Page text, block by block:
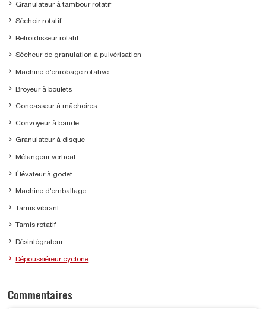
Granulateur à tambour rotatif
Séchoir rotatif
Refroidisseur rotatif
Sécheur de granulation à pulvérisation
Machine d'enrobage rotative
Broyeur à boulets
Concasseur à mâchoires
Convoyeur à bande
Granulateur à disque
Mélangeur vertical
Élévateur à godet
Machine d'emballage
Tamis vibrant
Tamis rotatif
Désintégrateur
Dépoussiéreur cyclone
Commentaires